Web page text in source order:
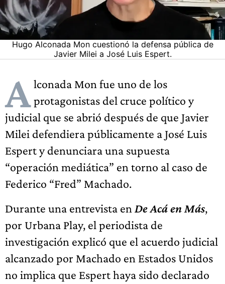
Hugo Alconada Mon cuestionó la defensa pública de
Javier Milei a José Luis Espert.
A lconada Mon fue uno de los
protagonistas del cruce político y
judicial que se abrió después de que Javier
Milei defendiera públicamente a José Luis
Espert y denunciara una supuesta
“operación mediática” en torno al caso de
Federico “Fred” Machado.
Durante una entrevista en De Acá en Más,
por Urbana Play, el periodista de
investigación explicó que el acuerdo judicial
alcanzado por Machado en Estados Unidos
no implica que Espert haya sido declarado